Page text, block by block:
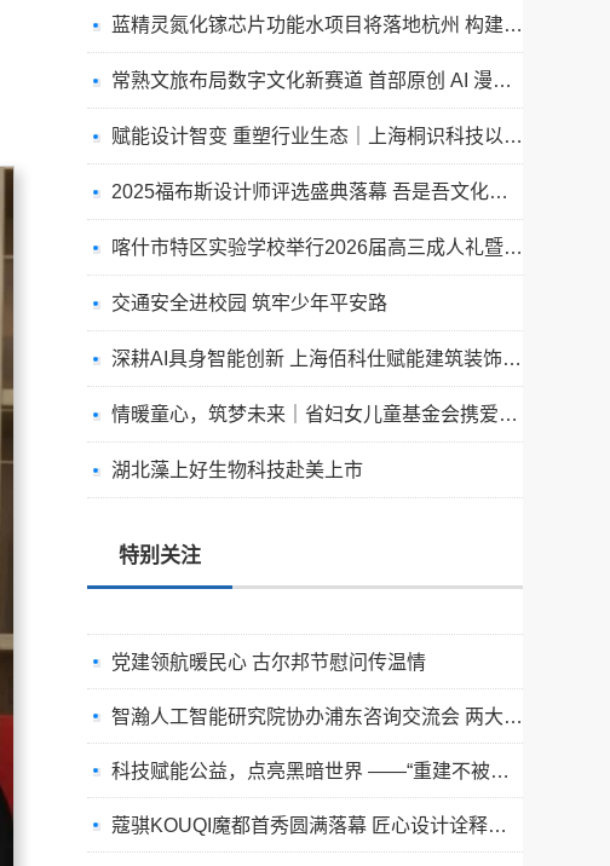
蓝精灵氮化镓芯片功能水项目将落地杭州 构建大健康产学研全产业链新格局
常熟文旅布局数字文化新赛道 首部原创 AI 漫剧《山海元境》在常熟正式启动
赋能设计智变 重塑行业生态｜上海桐识科技以AI精准测绘技术闪耀2025福布斯设计师评选盛典
2025福布斯设计师评选盛典落幕 吾是吾文化科技以4D全息技术赋能AI设计新变革
喀什市特区实验学校举行2026届高三成人礼暨高考送考仪式
交通安全进校园 筑牢少年平安路
深耕AI具身智能创新 上海佰科仕赋能建筑装饰设计行业全新变革
情暖童心，筑梦未来｜省妇女儿童基金会携爱心企业走进永城薛湖镇
湖北藻上好生物科技赴美上市
特别关注
驰骋赛场展风采 凝心聚力创佳绩
以旅为媒连滁沪 同心共筑家乡情 | 安行兔文旅助力上海市滁州商会系列活动圆满举办